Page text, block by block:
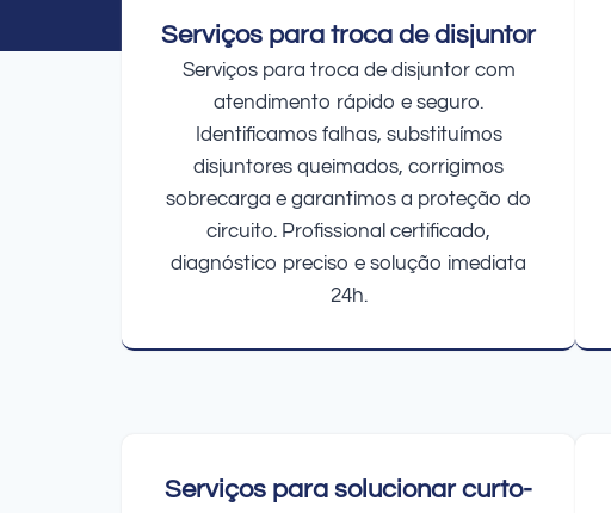
Serviços para troca de disjuntor
Serviços para troca de disjuntor com
atendimento rápido e seguro.
Identificamos falhas, substituímos
disjuntores queimados, corrigimos
sobrecarga e garantimos a proteção do
circuito. Profissional certificado,
diagnóstico preciso e solução imediata
24h.
Serviços para solucionar curto-